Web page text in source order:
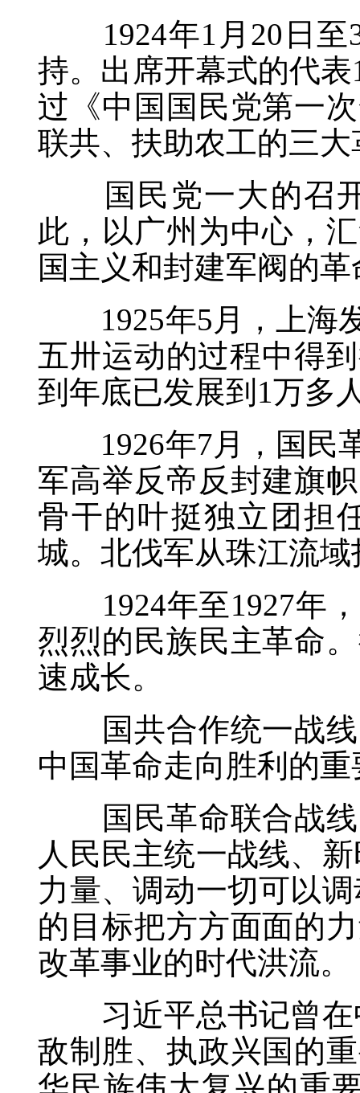
1924年1月20日至
持。出席开幕式的代
过《中国国民党第一
联共、扶助农工的三
国民党一大的召开
此，以广州为中心，
国主义和封建军阀的
1925年5月，上海发
五卅运动的过程中得
到年底已发展到1万多
1926年7月，国民革
军高举反帝反封建旗
骨干的叶挺独立团担
城。北伐军从珠江流
1924年至1927年，
烈烈的民族民主革命
速成长。
国共合作统一战线
中国革命走向胜利的
国民革命联合战线
人民民主统一战线、
力量、调动一切可以
的目标把方方面面的
改革事业的时代洪流。
习近平总书记曾在
敌制胜、执政兴国的